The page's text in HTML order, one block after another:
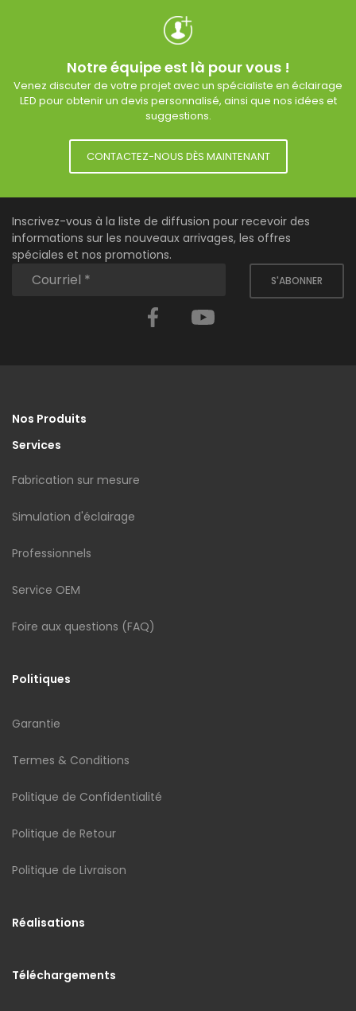
Notre équipe est là pour vous !
Venez discuter de votre projet avec un spécialiste en éclairage
LED pour obtenir un devis personnalisé, ainsi que nos idées et
suggestions.
CONTACTEZ-NOUS DÈS MAINTENANT
Inscrivez-vous à la liste de diffusion pour recevoir des
informations sur les nouveaux arrivages, les offres
spéciales et nos promotions.
S'ABONNER
Facebook
Nos Produits
Services
Fabrication sur mesure
Simulation d'éclairage
Professionnels
Service OEM
Foire aux questions (FAQ)
Politiques
Garantie
Termes & Conditions
Politique de Confidentialité
Politique de Retour
Politique de Livraison
Réalisations
Téléchargements